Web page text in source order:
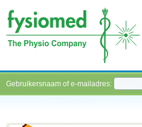
Gebruikersnaam of e-mailadres: